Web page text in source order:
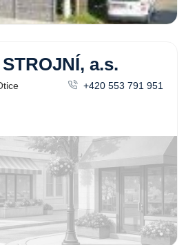
a.s.
+420 553 791 951